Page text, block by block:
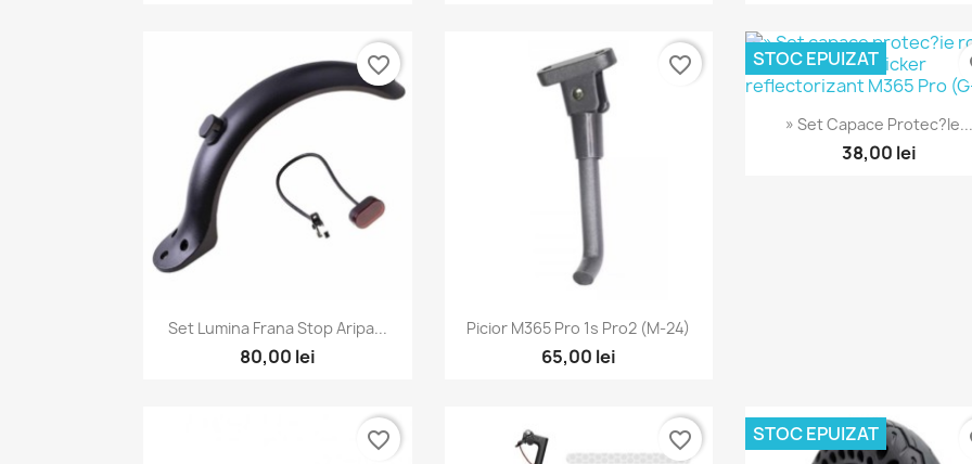
Vizualizare rapida
Set Lumina Frana Stop Aripa...
80,00 lei
favorite_border
Vizualizare rapida
Picior M365 Pro 1s Pro2 (M-24)
65,00 lei
favorite_border
Vizualizare rapida
» Set Capace Protec?ie...
38,00 lei
STOC EPUIZAT
favorite_border favorite_border STOC EPUIZAT